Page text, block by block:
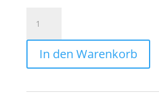
Rosa
-
Menge
In den Warenkorb